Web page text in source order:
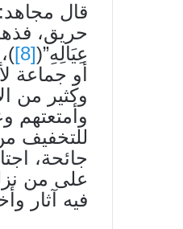
قال
حريق،
عِيَالِهِ”([8]
أو جماعة
وكثير من
وأمتعتهم
للتخفيف
جائحة،
على من
فيه آثار